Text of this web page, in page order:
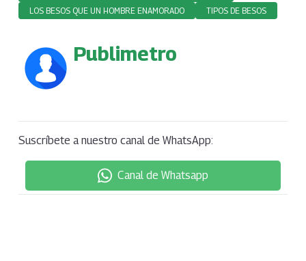
LOS BESOS QUE UN HOMBRE ENAMORADO
TIPOS DE BESOS
Publimetro
Suscríbete a nuestro canal de WhatsApp:
Canal de Whatsapp